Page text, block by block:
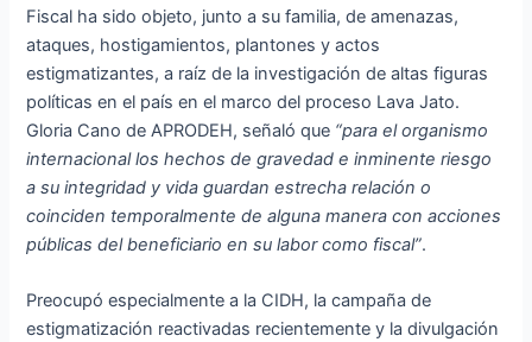
Fiscal ha sido objeto, junto a su familia, de amenazas,
ataques, hostigamientos, plantones y actos
estigmatizantes, a raíz de la investigación de altas figuras
políticas en el país en el marco del proceso Lava Jato.
Gloria Cano de APRODEH, señaló que “para el organismo
internacional los hechos de gravedad e inminente riesgo
a su integridad y vida guardan estrecha relación o
coinciden temporalmente de alguna manera con acciones
públicas del beneficiario en su labor como fiscal”.
Preocupó especialmente a la CIDH, la campaña de
estigmatización reactivadas recientemente y la divulgación